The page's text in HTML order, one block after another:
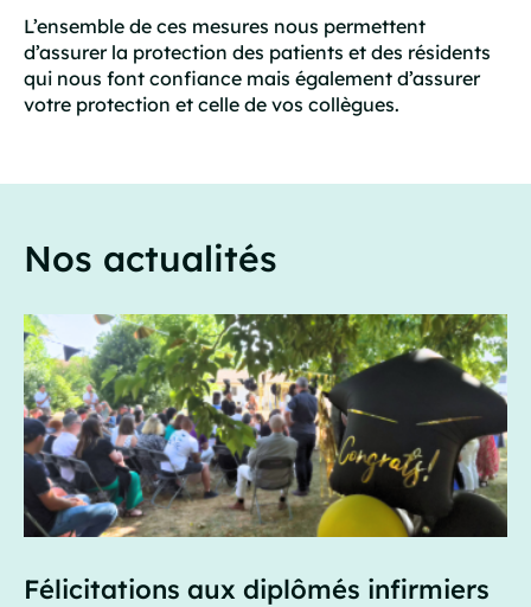
L’ensemble de ces mesures nous permettent
d’assurer la protection des patients et des résidents
qui nous font confiance mais également d’assurer
votre protection et celle de vos collègues.
Nos actualités
Félicitations aux diplômés infirmiers